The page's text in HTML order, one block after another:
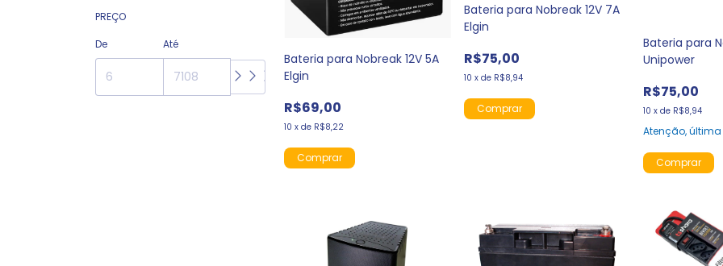
PREÇO
De
Até
Bateria para Nobreak 12V 5A
Elgin
R$69,00
10 xde R$8,22
Bateria para Nobreak 12V 7A
Elgin
R$75,00
10 x de R$8,94
Bateria para
Unipower
R$75,00
10 xde R$8,94
Atenção,